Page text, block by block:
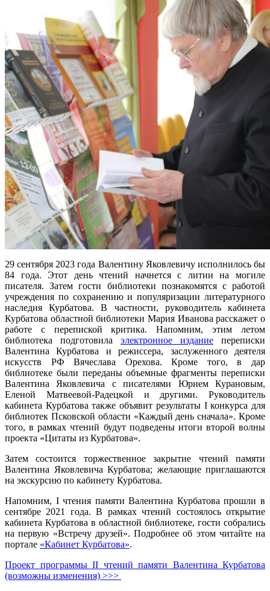
29 сентября 2023 года Валентину Яковлевичу исполнилось бы
84 года. Этот день чтений начнется с литии на могиле
писателя. Затем гости библиотеки познакомятся с работой
учреждения по сохранению и популяризации литературного
наследия Курбатова. В частности, руководитель кабинета
Курбатова областной библиотеки Мария Иванова расскажет о
работе с перепиской критика. Напомним, этим летом
библиотека подготовила электронное издание переписки
Валентина Курбатова и режиссера, заслуженного деятеля
искусств РФ Вячеслава Орехова. Кроме того, в дар
библиотеке были переданы объемные фрагменты переписки
Валентина Яковлевича с писателями Юрием Курановым,
Еленой Матвеевой-Радецкой и другими. Руководитель
кабинета Курбатова также объявит результаты I конкурса для
библиотек Псковской области «Каждый день сначала». Кроме
того, в рамках чтений будут подведены итоги второй волны
проекта «Цитаты из Курбатова».
Затем состоится торжественное закрытие чтений памяти
Валентина Яковлевича Курбатова; желающие приглашаются
на экскурсию по кабинету Курбатова.
Напомним, I чтения памяти Валентина Курбатова прошли в
сентябре 2021 года. В рамках чтений состоялось открытие
кабинета Курбатова в областной библиотеке, гости собрались
на первую «Встречу друзей». Подробнее об этом читайте на
портале «Кабинет Курбатова».
Проект программы II чтений памяти Валентина Курбатова
(возможны изменения) >>>